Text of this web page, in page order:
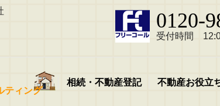
0120-
受付時間
ティング
相続・不動産登記 不動産お役立